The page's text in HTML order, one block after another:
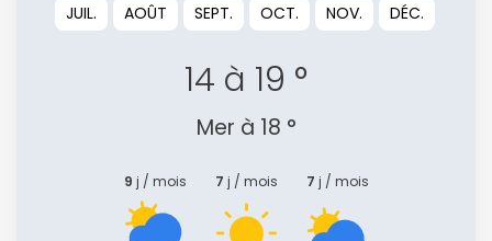
JUIL.
AOÛT SEPT. OCT. NOV. DÉC.
14 à 19 °
Mer à 18 °
9 j / mois 7 j / mois 7 j / mois